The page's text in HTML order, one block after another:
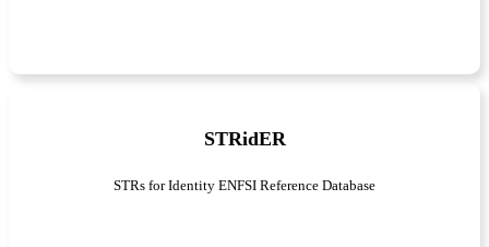
STRidER
STRs for Identity ENFSI Reference Database